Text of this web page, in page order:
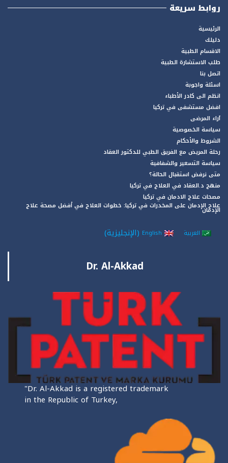
روابط سريعة
الرئيسية
دليلك
الاقسام الطبية
طلب الاستشارة الطبية
اتصل بنا
اسئلة واجوبة
انظم الى كادر الأطباء
افضل مستشفى في تركيا
آراء المرضى
سياسة الخصوصية
الشروط والأحكام
رحلة المريض مع الفريق الطبي للدكتور العقاد
سياسة التسعير والشفافية
متى نرفض استقبال الحالة؟
منهج د.العقاد في العلاج في تركيا
مصحات علاج الادمان في تركيا
علاج الإدمان على المخدرات في تركيا: خطوات العلاج في أفضل مصحة علاج
الإدمان
العربية English
(الإنجليزية)
Dr. Al-Akkad
"Dr. Al-Akkad is a registered trademark
in the Republic of Turkey,